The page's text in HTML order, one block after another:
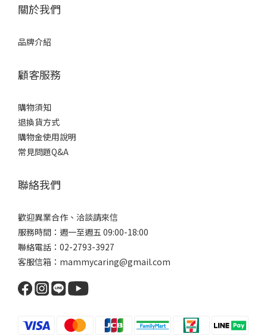
關於我們
品牌介紹
顧客服務
購物須知
退換貨方式
購物金使用說明
常見問題Q&A
聯絡我們
歡迎異業合作、洽談請來信
服務時間：週一至週五 09:00-18:00
聯絡電話：02-2793-3927
客服信箱：mammycaring@gmail.com